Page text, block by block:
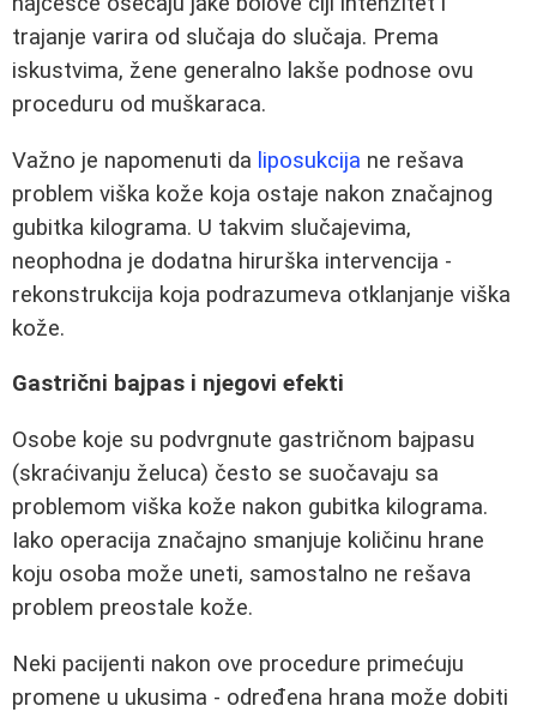
trajanje varira od slučaja do slučaja. Prema
iskustvima, žene generalno lakše podnose ovu
proceduru od muškaraca.
Važno je napomenuti da liposukcija ne rešava
problem viška kože koja ostaje nakon značajnog
gubitka kilograma. U takvim slučajevima,
neophodna je dodatna hirurška intervencija -
rekonstrukcija koja podrazumeva otklanjanje viška
kože.
Gastrični bajpas i njegovi efekti
Osobe koje su podvrgnute gastričnom bajpasu
(skraćivanju želuca) često se suočavaju sa
problemom viška kože nakon gubitka kilograma.
Iako operacija značajno smanjuje količinu hrane
koju osoba može uneti, samostalno ne rešava
problem preostale kože.
Neki pacijenti nakon ove procedure primećuju
promene u ukusima - određena hrana može dobiti